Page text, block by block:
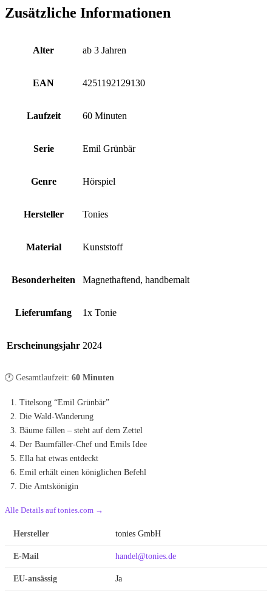
Zusätzliche Informationen
Alter ab 3 Jahren
EAN 4251192129130
Laufzeit 60 Minuten
Serie Emil Grünbär
Genre Hörspiel
Hersteller Tonies
Material Kunststoff
Besonderheiten Magnethaftend, handbemalt
Lieferumfang 1x Tonie
Erscheinungsjahr 2024
🕐 Gesamtlaufzeit: 60 Minuten
Titelsong “Emil Grünbär”
Die Wald-Wanderung
Bäume fällen – steht auf dem Zettel
Der Baumfäller-Chef und Emils Idee
Ella hat etwas entdeckt
Emil erhält einen königlichen Befehl
Die Amtskönigin
Alle Details auf tonies.com →
Hersteller tonies GmbH
E-Mail handel@tonies.de
EU-ansässig Ja